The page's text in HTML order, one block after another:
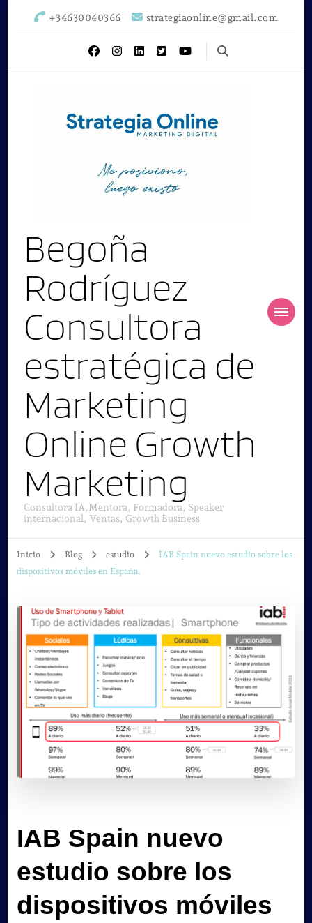
+34630040366 strategiaonline@gmail.com
Begoña
Rodríguez
Consultora
estratégica de
Marketing
Online Growth
Marketing
Consultora IA,Mentora, Formadora, Speaker
internacional, Ventas, Growth Business
Inicio Blog estudio
IAB Spain nuevo estudio sobre los
dispositivos móviles en España.
IAB Spain nuevo
estudio sobre los
dispositivos móviles